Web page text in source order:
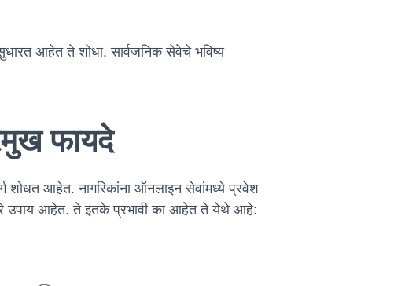
आहेत ते शोधा. सार्वजनिक सेवेचे भविष्य
फायदे
शोधत आहेत. नागरिकांना ऑनलाइन सेवांमध्ये प्रवेश
उपाय आहेत. ते इतके प्रभावी का आहेत ते येथे आहे: